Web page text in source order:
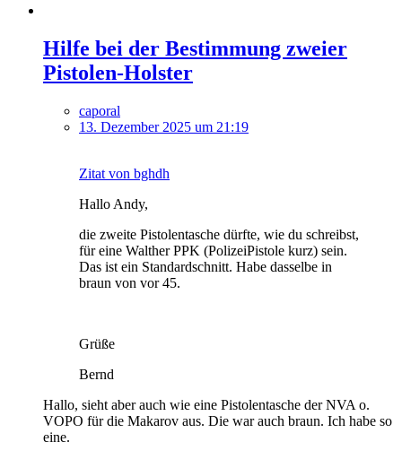
Hilfe bei der Bestimmung zweier
Pistolen-Holster
caporal
13. Dezember 2025 um 21:19
Zitat von bghdh
Hallo Andy,
die zweite Pistolentasche dürfte, wie du schreibst,
für eine Walther PPK (PolizeiPistole kurz) sein.
Das ist ein Standardschnitt. Habe dasselbe in
braun von vor 45.
Grüße
Bernd
Hallo, sieht aber auch wie eine Pistolentasche der NVA o.
VOPO für die Makarov aus. Die war auch braun. Ich habe so
eine.